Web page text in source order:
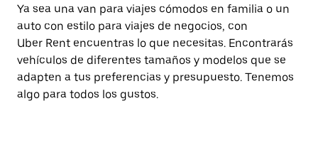
Ya sea una van para viajes cómodos en familia o un
auto con estilo para viajes de negocios, con
Uber Rent encuentras lo que necesitas. Encontrarás
vehículos de diferentes tamaños y modelos que se
adapten a tus preferencias y presupuesto. Tenemos
algo para todos los gustos.